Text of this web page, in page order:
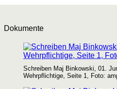
Dokumente
Schreiben Maj Binkowski, 01.
Wehrpflichtige, Seite 1, Foto: